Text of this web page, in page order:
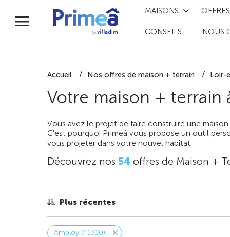
MAISONS OFFRES
CONSEILS NOUS
Accueil Nos offres de maison + terrain Loir-
Votre maison + terrain
Vous avez le projet de faire construire une
C'est pourquoi Primeâ vous propose un outil
vous projeter dans votre nouvel habitat.
Découvrez nos 54 offres de Maison +
Plus récentes
Ambloy (41310)